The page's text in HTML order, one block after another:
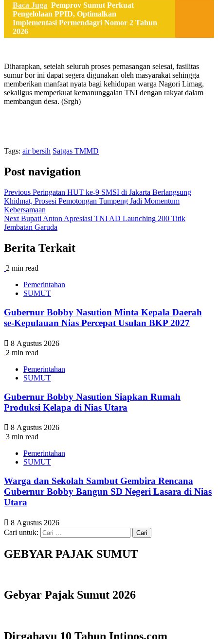
Baca Juga Pemprov Sumut Perkuat
Pengelolaan PPID, Optimalkan
Implementasi Permendagri Nomor 2 Tahun
2026
Diharapkan, setelah seluruh proses pemasangan selesai, fasilitas
sumur bor ini dapat segera digunakan oleh masyarakat sehingga
memberikan manfaat nyata bagi kehidupan warga Nagori Limag,
sekaligus memperkuat kemanunggalan TNI dengan rakyat dalam
membangun desa. (Srgh)
Tags: air bersih Satgas TMMD
Post navigation
Previous Peringatan HUT ke-9 SMSI di Jakarta Berlangsung
Khidmat, Prosesi Pemotongan Tumpeng Jadi Momentum
Kebersamaan
Next Bupati Anton Apresiasi TNI AD Launching 200 Titik
Jembatan Garuda
Berita Terkait
2 min read
Pemerintahan
SUMUT
Gubernur Bobby Nasution Minta Kepala Daerah
se-Kepulauan Nias Percepat Usulan BKP 2027
8 Agustus 2026
2 min read
Pemerintahan
SUMUT
Gubernur Bobby Nasution Siapkan Rumah
Produksi Kelapa di Nias Utara
8 Agustus 2026
3 min read
Pemerintahan
SUMUT
Warga dan Sekolah Sambut Gembira Rencana
Gubernur Bobby Bangun SD Negeri Lasara di Nias
Utara
8 Agustus 2026
Cari untuk:
GEBYAR PAJAK SUMUT
Gebyar Pajak Sumut 2026
Dirgahayu 10 Tahun Intipos.com